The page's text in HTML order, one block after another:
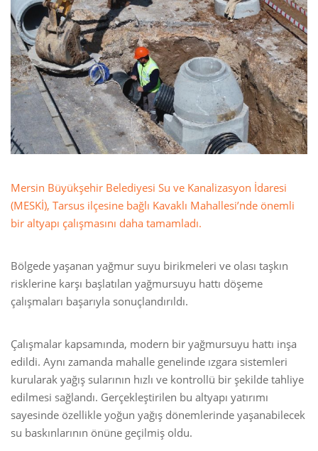
Mersin Büyükşehir Belediyesi Su ve Kanalizasyon İdaresi
(MESKİ), Tarsus ilçesine bağlı Kavaklı Mahallesi’nde önemli
bir altyapı çalışmasını daha tamamladı.
Bölgede yaşanan yağmur suyu birikmeleri ve olası taşkın
risklerine karşı başlatılan yağmursuyu hattı döşeme
çalışmaları başarıyla sonuçlandırıldı.
Çalışmalar kapsamında, modern bir yağmursuyu hattı inşa
edildi. Aynı zamanda mahalle genelinde ızgara sistemleri
kurularak yağış sularının hızlı ve kontrollü bir şekilde tahliye
edilmesi sağlandı. Gerçekleştirilen bu altyapı yatırımı
sayesinde özellikle yoğun yağış dönemlerinde yaşanabilecek
su baskınlarının önüne geçilmiş oldu.